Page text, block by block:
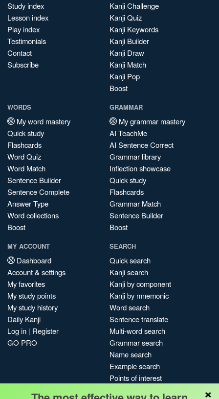
Study index
Lesson index
Play index
Testimonials
Contact
Subscribe
Kanji Challenge
Kanji Quiz
Kanji Keywords
Kanji Builder
Kanji Draw
Kanji Match
Kanji Pop
Boost
WORDS
My word mastery
Quick study
Flashcards
Word Quiz
Word Match
Sentence Builder
Sentence Complete
Answer Type
Word collections
Boost
GRAMMAR
My grammar mastery
AI TeachMe
AI Sentence Correct
Grammar library
Inflection showcase
Quick study
Flashcards
Grammar Match
Sentence Builder
Boost
MY ACCOUNT
Dashboard
Account & settings
My favorites
My study points
My study history
Daily Kanji
Log in | Register
GO PRO
SEARCH
Quick search
Kanji search
Kanji by component
Kanji by mnemonic
Word search
Sentence translate
Multi-word search
Grammar search
Name search
Example search
Points of interest
×